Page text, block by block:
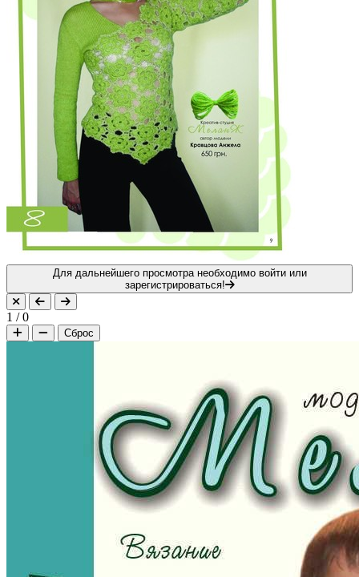
Для дальнейшего просмотра необходимо войти или
зарегистрироваться!
1 /0
Сброс